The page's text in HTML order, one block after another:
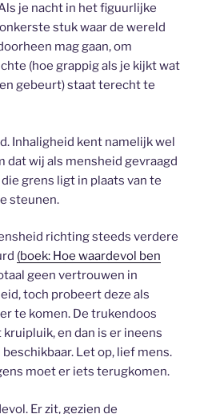
je nacht in het figuurlijke
stuk waar de wereld
mag gaan, om
(hoe grappig als je kijkt wat
gebeurt) staat terecht te
Inhaligheid kent namelijk wel
dat wij als mensheid gevraagd
grens ligt in plaats van te
steunen.
richting steeds verdere
(boek: Hoe waardevol ben
geen vertrouwen in
toch probeert deze als
te komen. De trukendoos
en dan is er ineens
Let op, lief mens.
moet er iets terugkomen.
Er zit, gezien de